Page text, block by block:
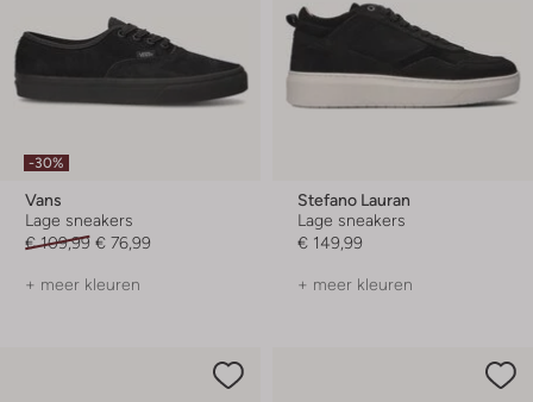
-30%
Vans
Lage sneakers
€ 109,99 € 76,99
+ meer kleuren
Stefano Lauran
Lage sneakers
€ 149,99
+ meer kleuren